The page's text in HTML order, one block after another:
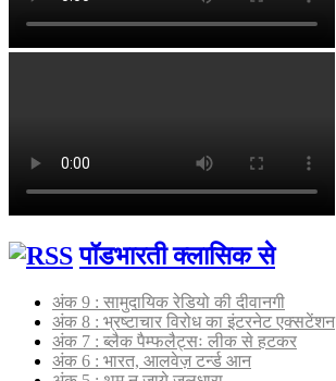
पॉडभारती क्लासिक से
अंक 9 : सामुदायिक रेडियो की दीवानगी
अंक 8 : भ्रष्टाचार विरोध का इंटरनेट एक्सटेंशन
अंक 7 : ब्लैक पैम्फलैट्सः लीक से हटकर
अंक 6 : भारत, आलवेज़ टर्न्ड आन